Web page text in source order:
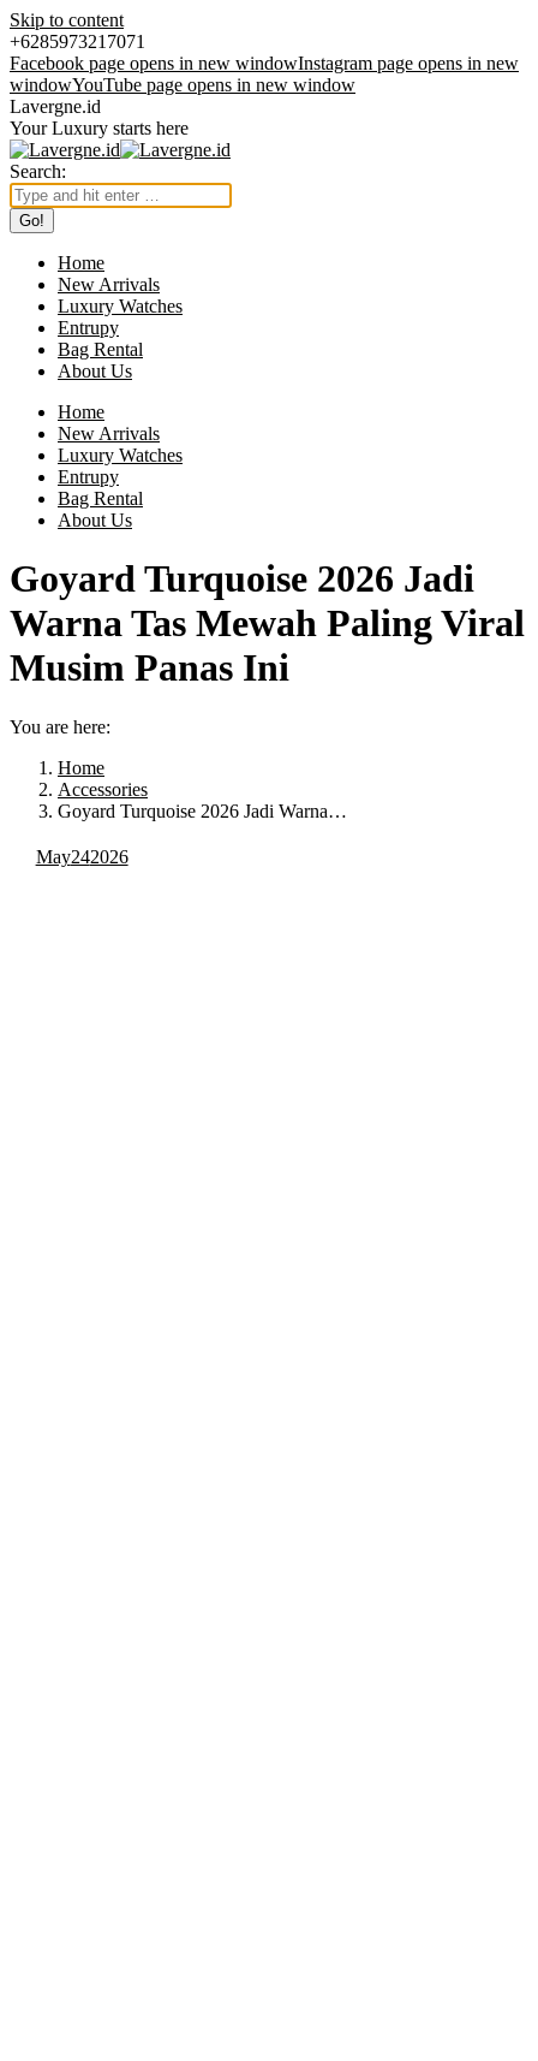
Skip to content
+6285973217071
Facebook page opens in new windowInstagram page opens in new
windowYouTube page opens in new window
Lavergne.id
Your Luxury starts here
Search:
Home
New Arrivals
Luxury Watches
Entrupy
Bag Rental
About Us
Home
New Arrivals
Luxury Watches
Entrupy
Bag Rental
About Us
Goyard Turquoise 2026 Jadi
Warna Tas Mewah Paling Viral
Musim Panas Ini
You are here:
Home
Accessories
Goyard Turquoise 2026 Jadi Warna…
May242026